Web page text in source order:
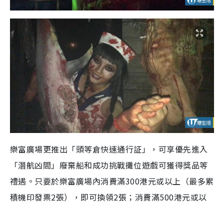
樂富廣場更推出「頭等倉快速通行証」，可享優先進入
「潛航凶間」廢棄船和成功挑戰攤位遊戲可獲得獎品等
禮遇。只要於樂富廣場內消費滿300港元或以上（最多累
積機印發票2張），即可換領2張；消費滿500港元或以